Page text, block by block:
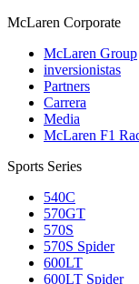
McLaren Corporate
McLaren Group
inversionistas
Partners
Carrera
Media
McLaren F1
Sports Series
540C
570GT
570S
570S Spider
600LT
600LT Spider